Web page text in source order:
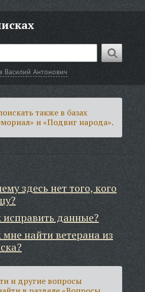
Василий Антонович
также в базах
и «Подвиг народа».
здесь нет того, кого
исправить данные?
мне найти ветерана из
и другие вопросы